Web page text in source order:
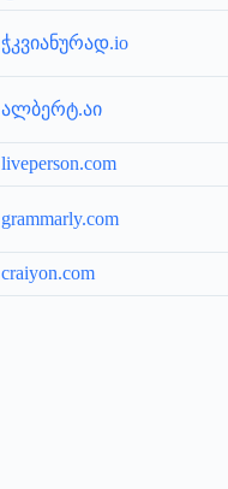
ჭკვიანურად.io
ალბერტ.აი
liveperson.com
grammarly.com
craiyon.com